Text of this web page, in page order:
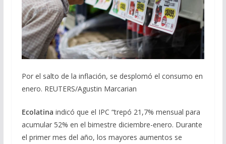
Por el salto de la inflación, se desplomó el consumo en
enero. REUTERS/Agustin Marcarian
Ecolatina indicó que el IPC “trepó 21,7% mensual para
acumular 52% en el bimestre diciembre-enero. Durante
el primer mes del año, los mayores aumentos se